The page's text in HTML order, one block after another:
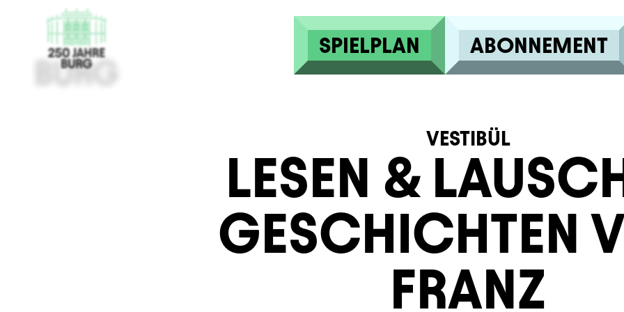
Direkt zum Inhalt
SPIELPLAN ABONNEMENT
LESEN &
GESCHICHTEN
FRANZ
VESTIBÜL